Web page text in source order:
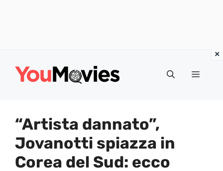
Menu
“Artista dannato”,
Jovanotti spiazza in
Corea del Sud: ecco